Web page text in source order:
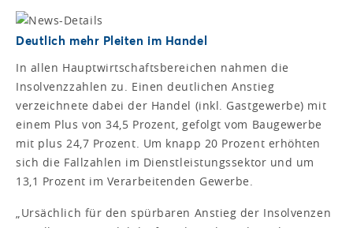
Deutlich mehr Pleiten im Handel
In allen Hauptwirtschaftsbereichen nahmen die
Insolvenzzahlen zu. Einen deutlichen Anstieg
verzeichnete dabei der Handel (inkl. Gastgewerbe) mit
einem Plus von 34,5 Prozent, gefolgt vom Baugewerbe
mit plus 24,7 Prozent. Um knapp 20 Prozent erhöhten
sich die Fallzahlen im Dienstleistungssektor und um
13,1 Prozent im Verarbeitenden Gewerbe.
„Ursächlich für den spürbaren Anstieg der Insolvenzen